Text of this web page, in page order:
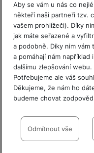
Aby se vám u nás co
někteří naši partneři tzv.
vašem prohlížeči). Díky
jak máte seřazené a
a podobně. Díky nim vám
a pomáhají nám
dalšímu zlepšování webu.
Potřebujeme ale váš
Děkujeme, že nám ho
budeme chovat
Nastavení
cookies
Odmítnout vše
YouTube
OBRAZOVKA
HDR
Maximální
Rozlišení